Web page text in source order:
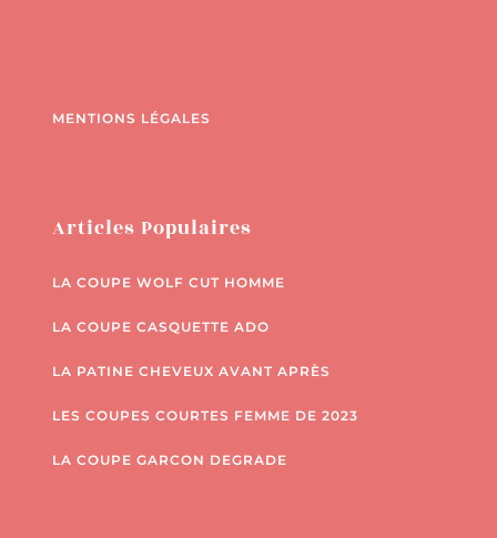
MENTIONS LÉGALES
Articles Populaires
LA COUPE WOLF CUT HOMME
LA COUPE CASQUETTE ADO
LA PATINE CHEVEUX AVANT APRÈS
LES COUPES COURTES FEMME DE 2023
LA COUPE GARCON DEGRADE